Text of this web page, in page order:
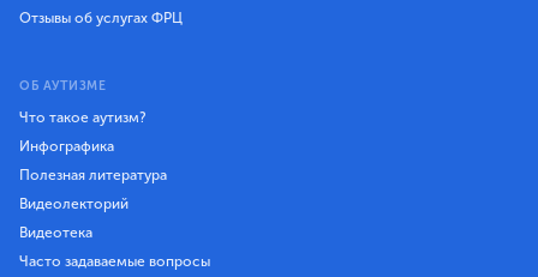
Отзывы об услугах ФРЦ
ОБ АУТИЗМЕ
Что такое аутизм?
Инфографика
Полезная литература
Видеолекторий
Видеотека
Часто задаваемые вопросы